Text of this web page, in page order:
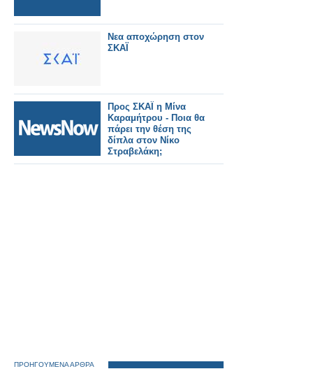
Νεα αποχώρηση στον
ΣΚΑΪ
Προς ΣΚΑΪ η Μίνα
Καραμήτρου - Ποια θα
πάρει την θέση της
δίπλα στον Νίκο
Στραβελάκη;
ΠΡΟΗΓΟΥΜΕΝΑ ΑΡΘΡΑ